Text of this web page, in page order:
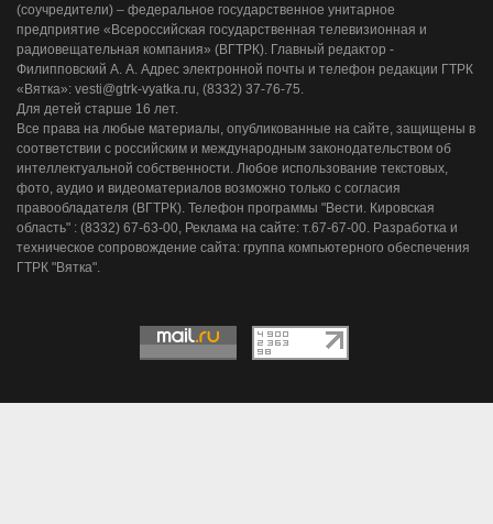
(соучредители) – федеральное государственное унитарное
предприятие «Всероссийская государственная телевизионная и
радиовещательная компания» (ВГТРК). Главный редактор -
Филипповский А. А. Адрес электронной почты и телефон редакции ГТРК
«Вятка»: vesti@gtrk-vyatka.ru, (8332) 37-76-75.
Для детей старше 16 лет.
Все права на любые материалы, опубликованные на сайте, защищены в
соответствии с российским и международным законодательством об
интеллектуальной собственности. Любое использование текстовых,
фото, аудио и видеоматериалов возможно только с согласия
правообладателя (ВГТРК). Телефон программы "Вести. Кировская
область" : (8332) 67-63-00, Реклама на сайте: т.67-67-00. Разработка и
техническое сопровождение сайта: группа компьютерного обеспечения
ГТРК "Вятка".